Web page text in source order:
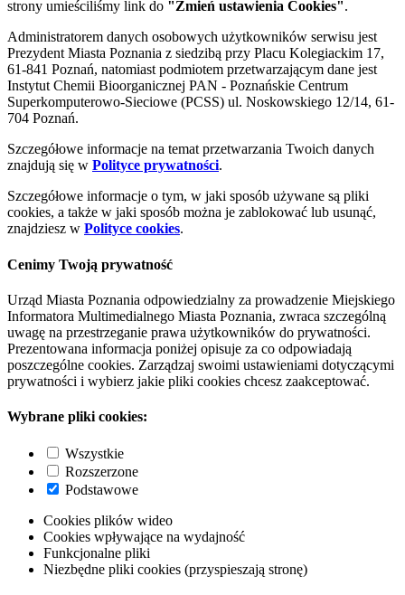
strony umieściliśmy link do "Zmień ustawienia Cookies".
Administratorem danych osobowych użytkowników serwisu jest
Prezydent Miasta Poznania z siedzibą przy Placu Kolegiackim 17,
61-841 Poznań, natomiast podmiotem przetwarzającym dane jest
Instytut Chemii Bioorganicznej PAN - Poznańskie Centrum
Superkomputerowo-Sieciowe (PCSS) ul. Noskowskiego 12/14, 61-
704 Poznań.
Szczegółowe informacje na temat przetwarzania Twoich danych
znajdują się w Polityce prywatności.
Szczegółowe informacje o tym, w jaki sposób używane są pliki
cookies, a także w jaki sposób można je zablokować lub usunąć,
znajdziesz w Polityce cookies.
Cenimy Twoją prywatność
Urząd Miasta Poznania odpowiedzialny za prowadzenie Miejskiego
Informatora Multimedialnego Miasta Poznania, zwraca szczególną
uwagę na przestrzeganie prawa użytkowników do prywatności.
Prezentowana informacja poniżej opisuje za co odpowiadają
poszczególne cookies. Zarządzaj swoimi ustawieniami dotyczącymi
prywatności i wybierz jakie pliki cookies chcesz zaakceptować.
Wybrane pliki cookies:
Wszystkie
Rozszerzone
Podstawowe
Cookies plików wideo
Cookies wpływające na wydajność
Funkcjonalne pliki
Niezbędne pliki cookies (przyspieszają stronę)